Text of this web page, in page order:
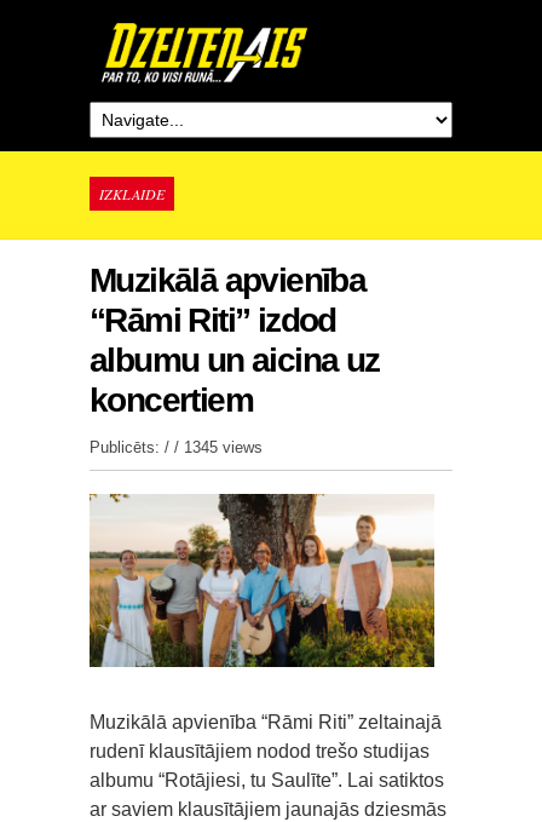
IZKLAIDE
Muzikālā apvienība
“Rāmi Riti” izdod
albumu un aicina uz
koncertiem
Publicēts: / / 1345 views
Muzikālā apvienība “Rāmi Riti” zeltainajā
rudenī klausītājiem nodod trešo studijas
albumu “Rotājiesi, tu Saulīte”. Lai satiktos
ar saviem klausītājiem jaunajās dziesmās